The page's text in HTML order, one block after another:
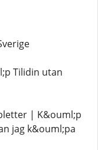
Tilidin utan
| K&ouml;p
jag k&ouml;pa